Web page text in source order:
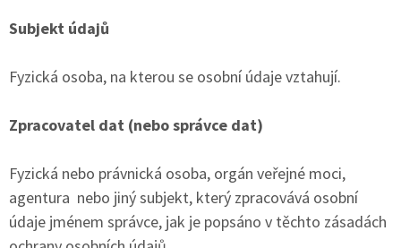
Subjekt údajů
Fyzická osoba, na kterou se osobní údaje vztahují.
Zpracovatel dat (nebo správce dat)
Fyzická nebo právnická osoba, orgán veřejné moci,
agentura nebo jiný subjekt, který zpracovává osobní
údaje jménem správce, jak je popsáno v těchto zásadách